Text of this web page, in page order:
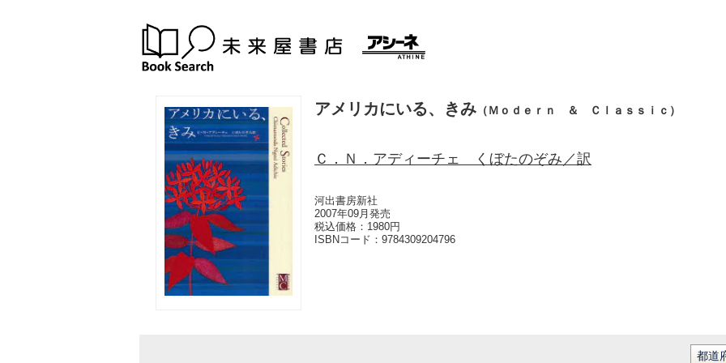
アメリカにいる、きみ （Ｍｏｄｅｒｎ ＆ Ｃｌａｓｓｉｃ）
Ｃ．Ｎ．アディーチェ くぼたのぞみ／訳
河出書房新社
2007年09月発売
税込価格：1980円
ISBNコード： 9784309204796